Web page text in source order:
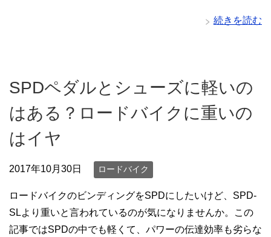
続きを読む
SPDペダルとシューズに軽いの
はある？ロードバイクに重いの
はイヤ
2017年10月30日 ロードバイク
ロードバイクのビンディングをSPDにしたいけど、SPD-
SLより重いと言われているのが気になりませんか。この
記事ではSPDの中でも軽くて、パワーの伝達効率も劣らな